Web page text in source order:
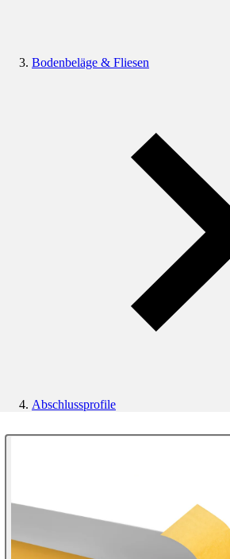
Bodenbeläge & Fliesen
Abschlussprofile